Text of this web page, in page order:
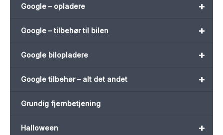
+
Google – opladere
+
Google – tilbehør til bilen
+
Google bilopladere
+
Google tilbehør – alt det andet
Grundig fjernbetjening
+
Halloween